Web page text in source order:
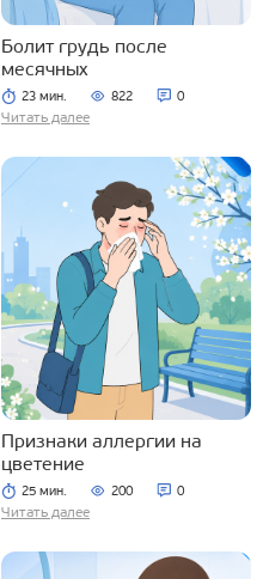
Болит грудь после
месячных
23 мин. 822 0
Читать далее
Признаки аллергии на
цветение
25 мин. 200 0
Читать далее